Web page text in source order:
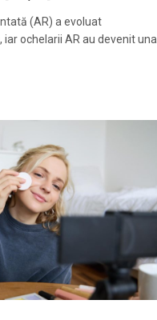
(AR) a evoluat
ochelarii AR au devenit una